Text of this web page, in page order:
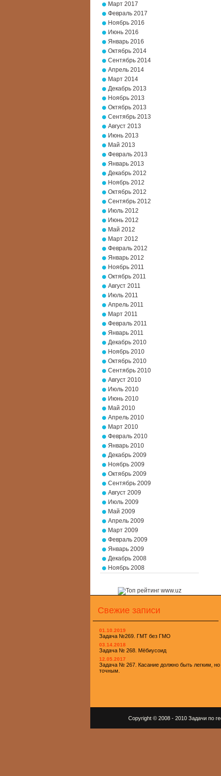
Март 2017
Февраль 2017
Ноябрь 2016
Июнь 2016
Январь 2016
Октябрь 2014
Сентябрь 2014
Апрель 2014
Март 2014
Декабрь 2013
Ноябрь 2013
Октябрь 2013
Сентябрь 2013
Август 2013
Июнь 2013
Май 2013
Февраль 2013
Январь 2013
Декабрь 2012
Ноябрь 2012
Октябрь 2012
Сентябрь 2012
Июль 2012
Июнь 2012
Май 2012
Март 2012
Февраль 2012
Январь 2012
Ноябрь 2011
Октябрь 2011
Август 2011
Июль 2011
Апрель 2011
Март 2011
Февраль 2011
Январь 2011
Декабрь 2010
Ноябрь 2010
Октябрь 2010
Сентябрь 2010
Август 2010
Июль 2010
Июнь 2010
Май 2010
Апрель 2010
Март 2010
Февраль 2010
Январь 2010
Декабрь 2009
Ноябрь 2009
Октябрь 2009
Сентябрь 2009
Август 2009
Июль 2009
Май 2009
Апрель 2009
Март 2009
Февраль 2009
Январь 2009
Декабрь 2008
Ноябрь 2008
Свежие записи
01.10.2019
Задача №269. ГМТ без ГМО
03.14.2018
Задача № 268. Мёбиусоид
12.05.2017
Задача № 267. Касание должно быть легким, но
точным.
Copyright © 2008 - 2010 Задачи по